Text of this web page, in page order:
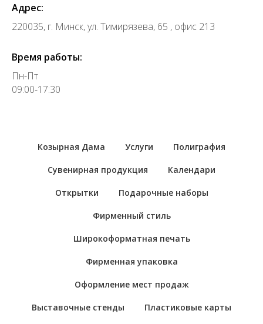
Адрес:
220035, г. Минск, ул. Тимирязева, 65 , офис 213
Время работы:
Пн-Пт
09:00-17:30
Козырная Дама Услуги Полиграфия
Сувенирная продукция Календари
Открытки Подарочные наборы
Фирменный стиль
Широкоформатная печать
Фирменная упаковка
Оформление мест продаж
Выставочные стенды Пластиковые карты